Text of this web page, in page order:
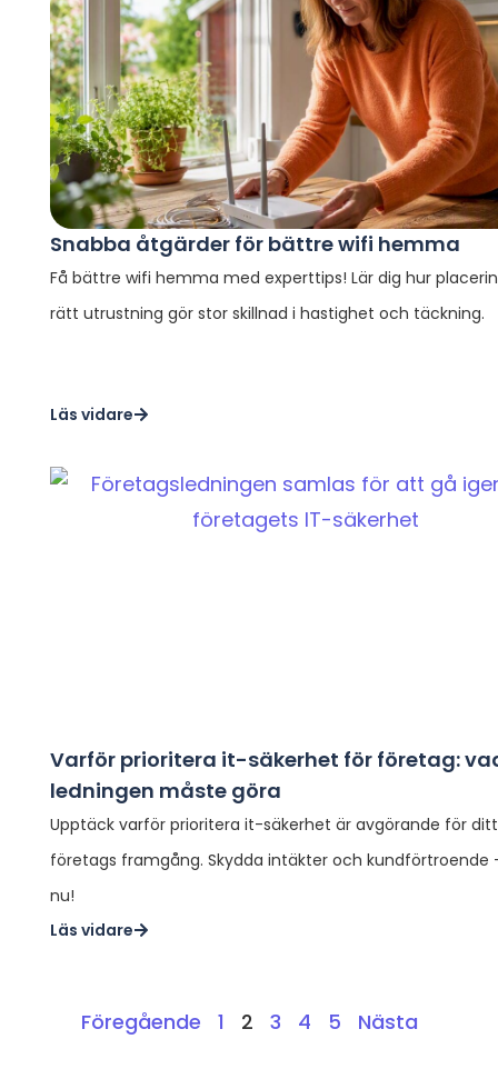
Snabba åtgärder för bättre wifi hemma
Få bättre wifi hemma med experttips! Lär dig hur
rätt utrustning gör stor skillnad i hastighet och täckning.
Läs vidare
Varför prioritera it-säkerhet för företag:
ledningen måste göra
Upptäck varför prioritera it-säkerhet är avgörande för ditt
företags framgång. Skydda intäkter och kundförtroende
nu!
Läs vidare
Föregående 1 2 3 4 5 Nästa